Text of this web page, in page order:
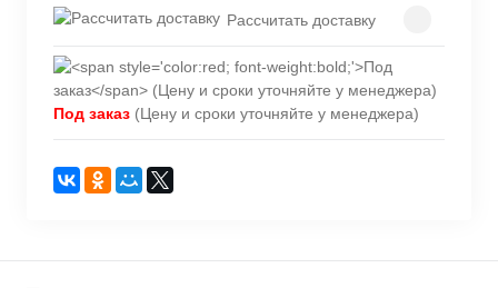
Рассчитать доставку
Под заказ (Цену и сроки уточняйте у менеджера)